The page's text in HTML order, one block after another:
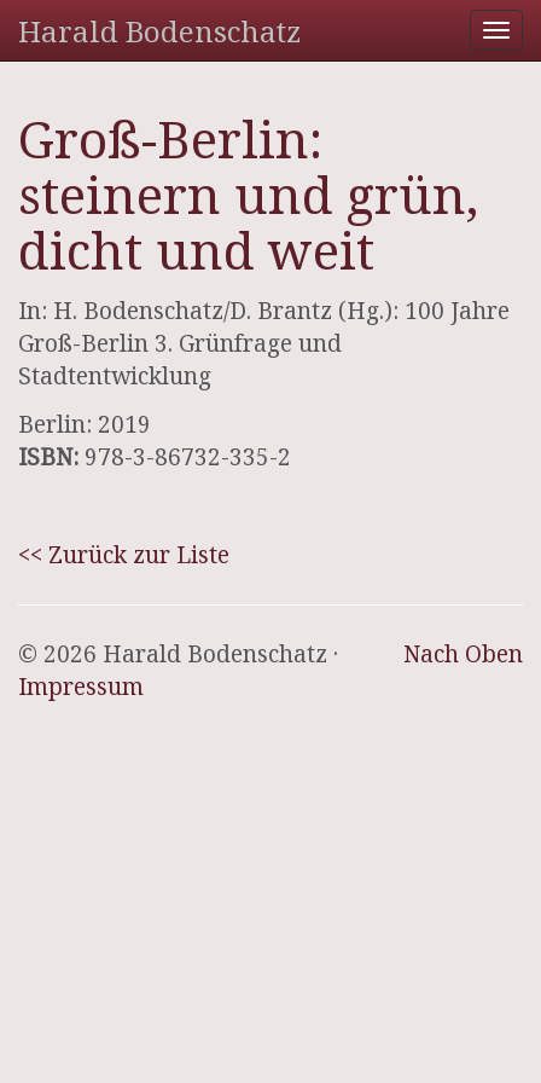
Harald Bodenschatz
Groß-Berlin:
steinern und grün,
dicht und weit
In: H. Bodenschatz/D. Brantz (Hg.): 100 Jahre
Groß-Berlin 3. Grünfrage und
Stadtentwicklung
Berlin: 2019
ISBN: 978-3-86732-335-2
<< Zurück zur Liste
Nach Oben
© 2026 Harald Bodenschatz ·
Impressum